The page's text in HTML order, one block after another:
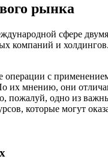
рынка
сфере
компаний и
с
мнению, они
пожалуй, одно из
которые могут